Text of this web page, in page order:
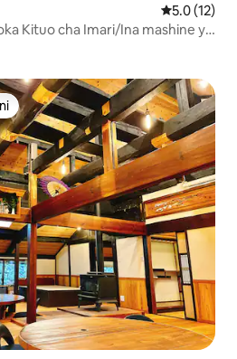
Ukadiriaji
5.0 (12)
Kituo cha Imari/Ina mashine ya
ya bila malipo/Kituo cha
wageni